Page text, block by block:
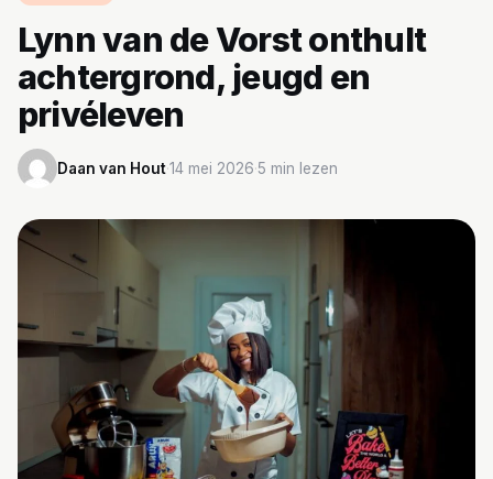
Gezondheid
Producten
Routes
Schema’s
Trainingen
Voeding
Lynn van de Vorst onthult
achtergrond, jeugd en
privéleven
Daan van Hout·14 mei 2026·5 min lezen